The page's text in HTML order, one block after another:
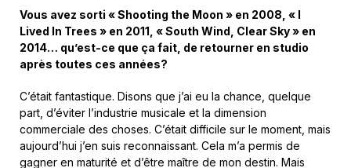
Vous avez sorti « Shooting the Moon » en 2008, « I
Lived In Trees » en 2011, « South Wind, Clear Sky » en
2014… qu’est-ce que ça fait, de retourner en studio
après toutes ces années?
C’était fantastique. Disons que j’ai eu la chance, quelque
part, d’éviter l’industrie musicale et la dimension
commerciale des choses. C’était difficile sur le moment, mais
aujourd’hui j’en suis reconnaissant. Cela m’a permis de
gagner en maturité et d’être maître de mon destin. Mais